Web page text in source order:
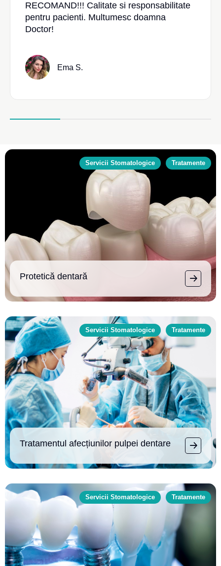
RECOMAND!!! Calitate si responsabilitate
pentru pacienti. Multumesc doamna
Doctor!
Ema S.
Servicii Stomatologice Tratamente
Protetică dentară
Servicii Stomatologice Tratamente
Tratamentul afecțiunilor pulpei dentare
Servicii Stomatologice Tratamente